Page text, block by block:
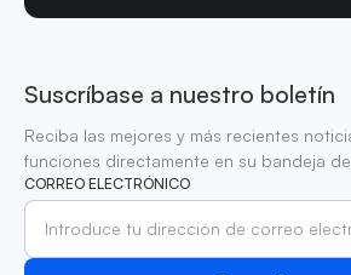
Suscríbase a nuestro boletín
Reciba las mejores y más recientes
funciones directamente en su bandeja
CORREO ELECTRÓNICO